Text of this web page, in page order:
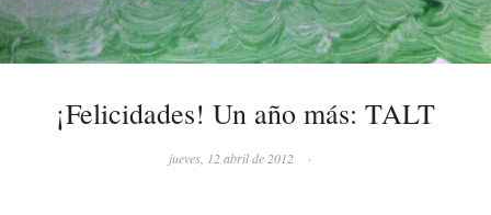
¡Felicidades! Un año más: TALT
jueves, 12 abril de 2012 ·